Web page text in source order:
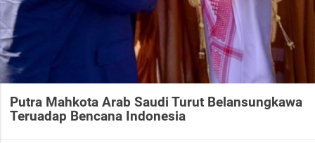
Putra Mahkota Arab Saudi Turut Belansungkawa
Teruadap Bencana Indonesia